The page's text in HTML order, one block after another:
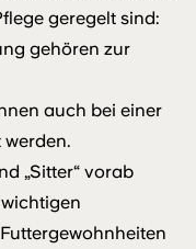
geregelt sind:
gehören zur
auch bei einer
„Sitter“ vorab